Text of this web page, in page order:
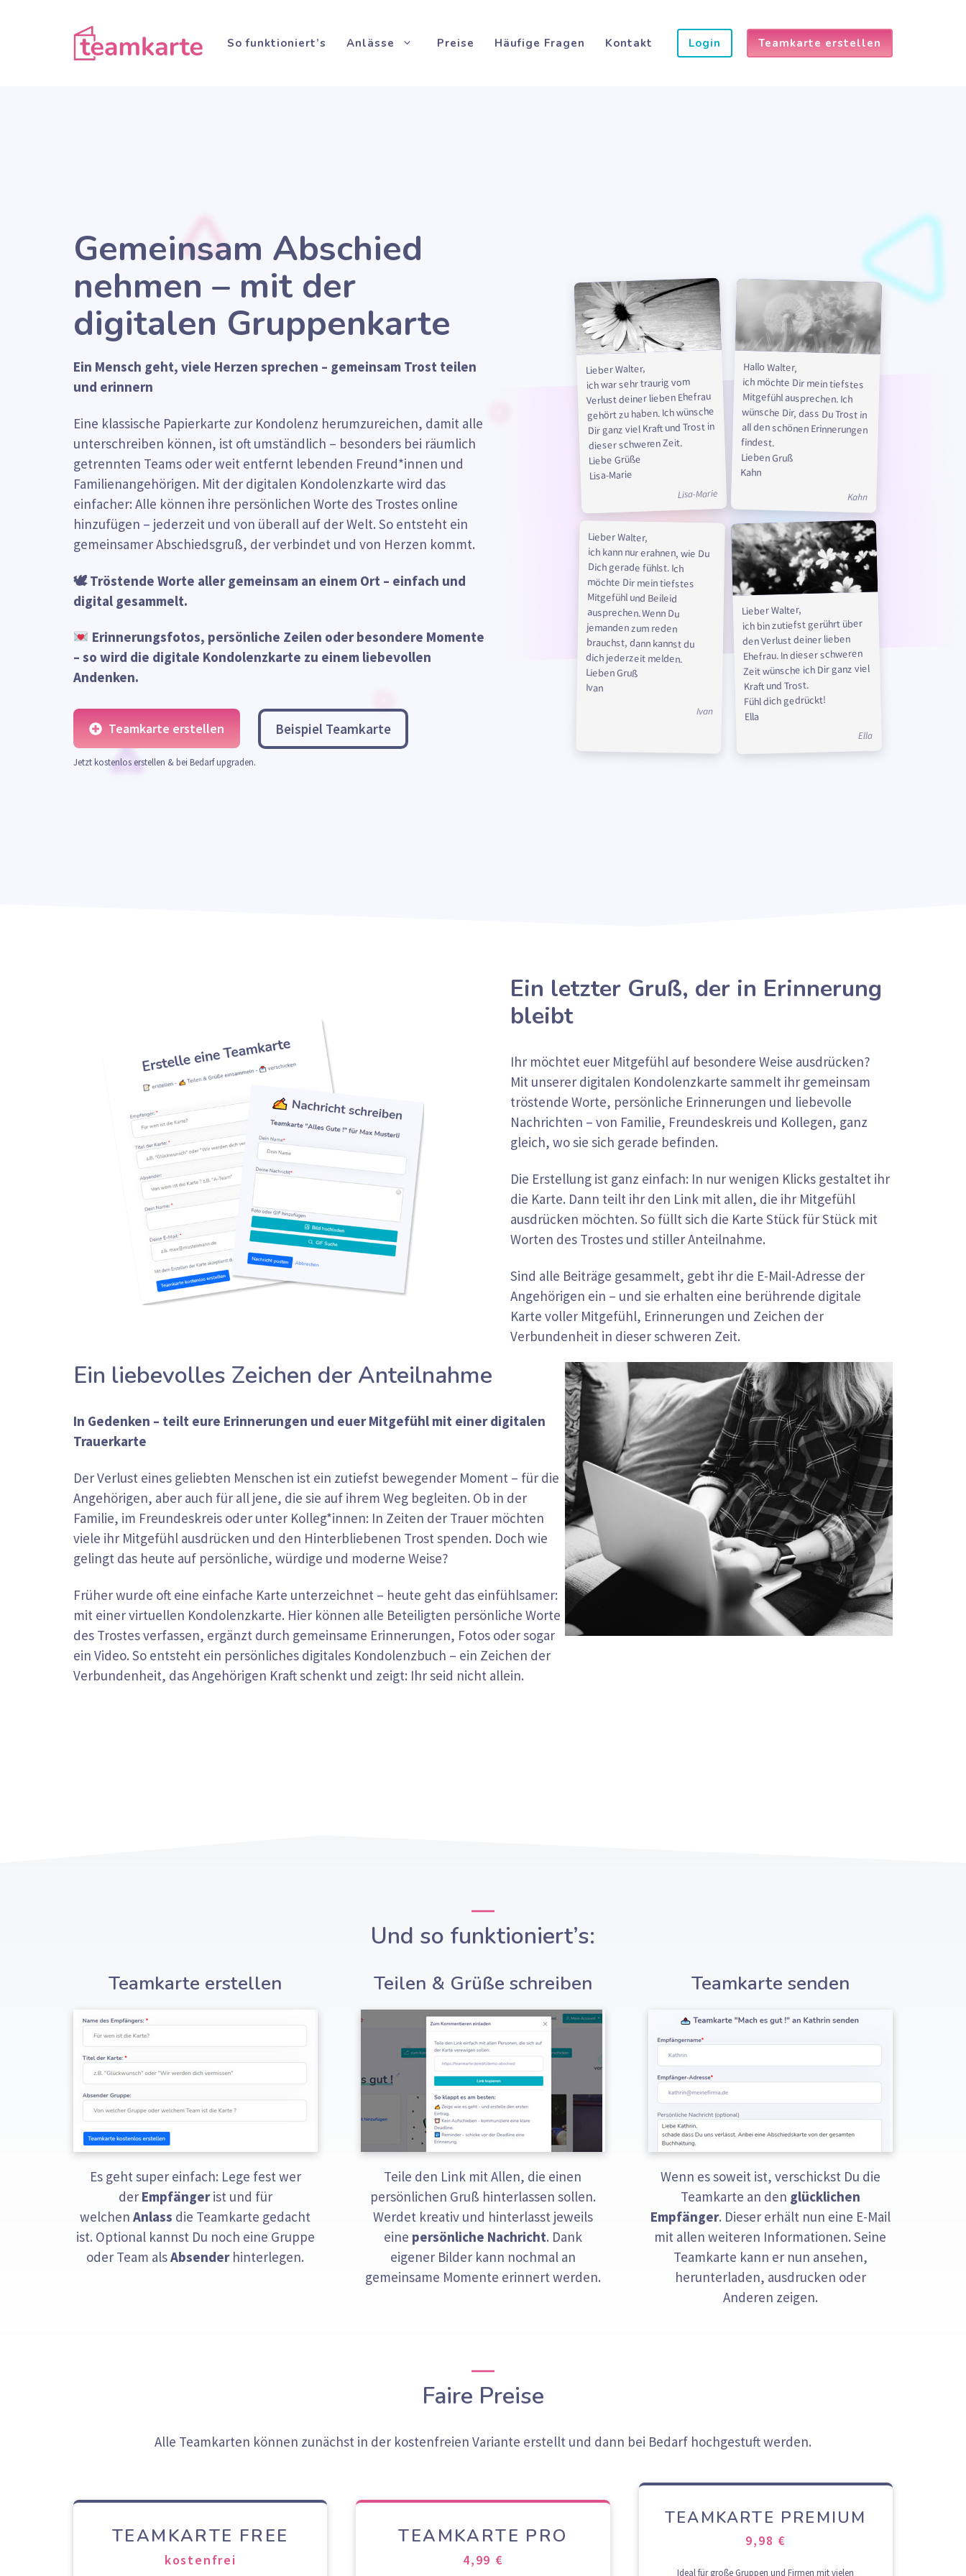
So funktioniert’s Anlässe Preise Häufige Fragen Kontakt Login Teamkarte erstellen
Gemeinsam Abschied
nehmen – mit der
digitalen Gruppenkarte
Ein Mensch geht, viele Herzen sprechen – gemeinsam Trost teilen
und erinnern
Eine klassische Papierkarte zur Kondolenz herumzureichen, damit alle
unterschreiben können, ist oft umständlich – besonders bei räumlich
getrennten Teams oder weit entfernt lebenden Freund*innen und
Familienangehörigen. Mit der digitalen Kondolenzkarte wird das
einfacher: Alle können ihre persönlichen Worte des Trostes online
hinzufügen – jederzeit und von überall auf der Welt. So entsteht ein
gemeinsamer Abschiedsgruß, der verbindet und von Herzen kommt.
🕊 Tröstende Worte aller gemeinsam an einem Ort – einfach und
digital gesammelt.
Erinnerungsfotos, persönliche Zeilen oder besondere Momente
– so wird die digitale Kondolenzkarte zu einem liebevollen
Andenken.
Teamkarte erstellen Beispiel Teamkarte
Jetzt kostenlos erstellen & bei Bedarf upgraden.
Lieber Walter,
ich war sehr traurig vom
Verlust deiner lieben Ehefrau
gehört zu haben. Ich wünsche
Dir ganz viel Kraft und Trost in
dieser schweren Zeit.
Liebe Grüße
Lisa-Marie
Lisa-Marie
Hallo Walter,
ich möchte Dir mein tiefstes
Mitgefühl ausprechen. Ich
wünsche Dir, dass Du Trost in
all den schönen Erinnerungen
findest.
Lieben Gruß
Kahn
Kahn
Lieber Walter,
ich kann nur erahnen, wie Du
Dich gerade fühlst. Ich
möchte Dir mein tiefstes
Mitgefühl und Beileid
ausprechen. Wenn Du
jemanden zum reden
brauchst, dann kannst du
dich jederzeit melden.
Lieben Gruß
Ivan
Ivan
Lieber Walter,
ich bin zutiefst gerührt über
den Verlust deiner lieben
Ehefrau. In dieser schweren
Zeit wünsche ich Dir ganz viel
Kraft und Trost.
Fühl dich gedrückt!
Ella
Ella
Ein letzter Gruß, der in Erinnerung
bleibt
Ihr möchtet euer Mitgefühl auf besondere Weise ausdrücken?
Mit unserer digitalen Kondolenzkarte sammelt ihr gemeinsam
tröstende Worte, persönliche Erinnerungen und liebevolle
Nachrichten – von Familie, Freundeskreis und Kollegen, ganz
gleich, wo sie sich gerade befinden.
Die Erstellung ist ganz einfach: In nur wenigen Klicks gestaltet ihr
die Karte. Dann teilt ihr den Link mit allen, die ihr Mitgefühl
ausdrücken möchten. So füllt sich die Karte Stück für Stück mit
Worten des Trostes und stiller Anteilnahme.
Sind alle Beiträge gesammelt, gebt ihr die E-Mail-Adresse der
Angehörigen ein – und sie erhalten eine berührende digitale
Karte voller Mitgefühl, Erinnerungen und Zeichen der
Verbundenheit in dieser schweren Zeit.
Ein liebevolles Zeichen der Anteilnahme
In Gedenken – teilt eure Erinnerungen und euer Mitgefühl mit einer digitalen
Trauerkarte
Der Verlust eines geliebten Menschen ist ein zutiefst bewegender Moment – für die
Angehörigen, aber auch für all jene, die sie auf ihrem Weg begleiten. Ob in der
Familie, im Freundeskreis oder unter Kolleg*innen: In Zeiten der Trauer möchten
viele ihr Mitgefühl ausdrücken und den Hinterbliebenen Trost spenden. Doch wie
gelingt das heute auf persönliche, würdige und moderne Weise?
Früher wurde oft eine einfache Karte unterzeichnet – heute geht das einfühlsamer:
mit einer virtuellen Kondolenzkarte. Hier können alle Beteiligten persönliche Worte
des Trostes verfassen, ergänzt durch gemeinsame Erinnerungen, Fotos oder sogar
ein Video. So entsteht ein persönliches digitales Kondolenzbuch – ein Zeichen der
Verbundenheit, das Angehörigen Kraft schenkt und zeigt: Ihr seid nicht allein.
Und so funktioniert’s:
Teamkarte erstellen
Es geht super einfach: Lege fest wer
der Empfängerist und für
welchenAnlass die Teamkarte gedacht
ist. Optional kannst Du noch eine Gruppe
oder Team alsAbsenderhinterlegen.
Teilen & Grüße schreiben
Teile den Link mit Allen, die einen
persönlichen Gruß hinterlassen sollen.
Werdet kreativ und hinterlasst jeweils
eine persönliche Nachricht. Dank
eigener Bilder kann nochmal an
gemeinsame Momente erinnert werden.
Teamkarte senden
Wenn es soweit ist, verschickst Du die
Teamkarte an den glücklichen
Empfänger. Dieser erhält nun eine E-Mail
mit allen weiteren Informationen. Seine
Teamkarte kann er nun ansehen,
herunterladen, ausdrucken oder
Anderen zeigen.
Faire Preise
Alle Teamkarten können zunächst in der kostenfreien Variante erstellt und dann bei Bedarf hochgestuft werden.
TEAMKARTE FREE
kostenfrei
TEAMKARTE PRO
4,99 €
TEAMKARTE PREMIUM
9,98 €
Ideal für große Gruppen und Firmen mit vielen